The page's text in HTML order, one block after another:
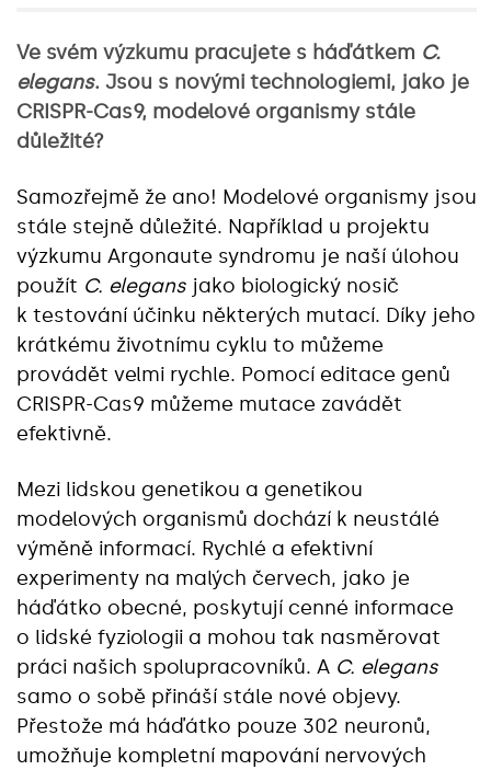
Ve svém výzkumu pracujete s háďátkem C.
elegans. Jsou s novými technologiemi, jako je
CRISPR-Cas9, modelové organismy stále
důležité?
Samozřejmě že ano! Modelové organismy jsou
stále stejně důležité. Například u projektu
výzkumu Argonaute syndromu je naší úlohou
použít C. elegans jako biologický nosič
k testování účinku některých mutací. Díky jeho
krátkému životnímu cyklu to můžeme
provádět velmi rychle. Pomocí editace genů
CRISPR-Cas9 můžeme mutace zavádět
efektivně.
Mezi lidskou genetikou a genetikou
modelových organismů dochází k neustálé
výměně informací. Rychlé a efektivní
experimenty na malých červech, jako je
háďátko obecné, poskytují cenné informace
o lidské fyziologii a mohou tak nasměrovat
práci našich spolupracovníků. A C. elegans
samo o sobě přináší stále nové objevy.
Přestože má háďátko pouze 302 neuronů,
umožňuje kompletní mapování nervových